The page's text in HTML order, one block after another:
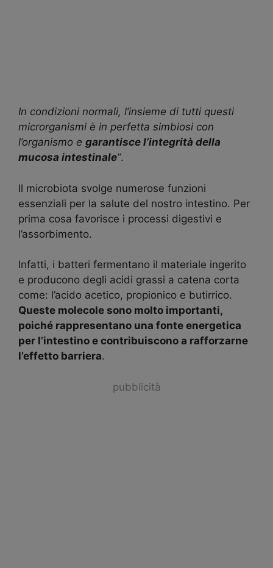
In condizioni normali, l’insieme di tutti questi
microrganismi è in perfetta simbiosi con
l’organismo e garantisce l’integrità della
mucosa intestinale”.
Il microbiota svolge numerose funzioni
essenziali per la salute del nostro intestino. Per
prima cosa favorisce i processi digestivi e
l’assorbimento.
Infatti, i batteri fermentano il materiale ingerito
e producono degli acidi grassi a catena corta
come: l’acido acetico, propionico e butirrico.
Queste molecole sono molto importanti,
poiché rappresentano una fonte energetica
per l’intestino e contribuiscono a rafforzarne
l’effetto barriera.
pubblicità